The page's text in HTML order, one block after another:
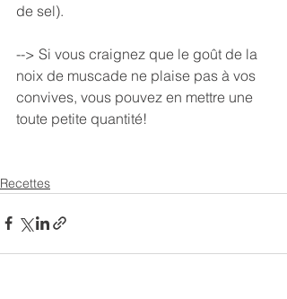
de sel).
--> Si vous craignez que le goût de la
noix de muscade ne plaise pas à vos
convives, vous pouvez en mettre une
toute petite quantité!
Recettes